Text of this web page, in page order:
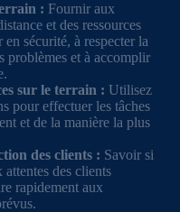
: Fournir aux
et des ressources
sécurité, à respecter la
problèmes et à accomplir
sur le terrain : Utilisez
pour effectuer les tâches
et de la manière la plus
des clients : Savoir si
des clients
rapidement aux